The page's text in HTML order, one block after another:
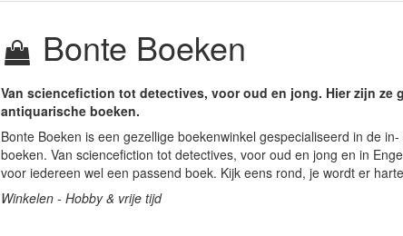
Bonte Boeken
Van sciencefiction tot detectives, voor oud en jong. Hier zijn ze
antiquarische boeken.
Bonte Boeken is een gezellige boekenwinkel gespecialiseerd in de
boeken. Van sciencefiction tot detectives, voor oud en jong en in
voor iedereen wel een passend boek. Kijk eens rond, je wordt er
Winkelen - Hobby & vrije tijd